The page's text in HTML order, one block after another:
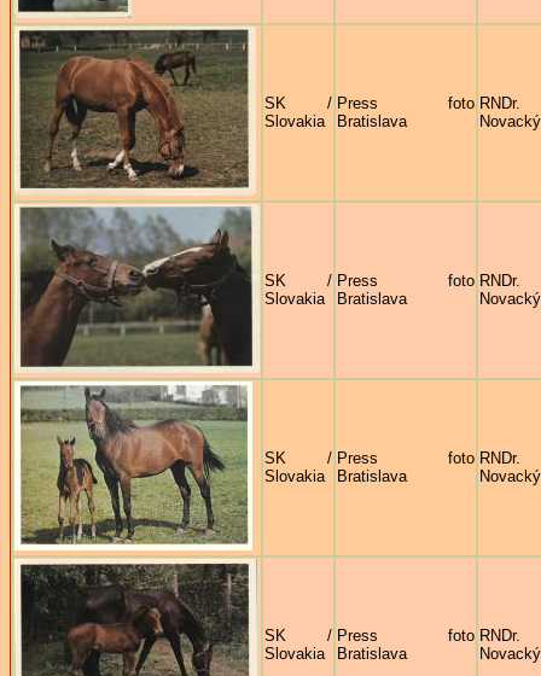
SK /
Slovakia
Press foto
Bratislava
Novacký
SK /
Slovakia
Press foto
Bratislava
Novacký
SK /
Slovakia
Press foto
Bratislava
Novacký
SK /
Slovakia
Press foto
Bratislava
Novacký